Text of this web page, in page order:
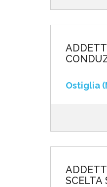
INVIA CV
Ostiglia
SCELTA